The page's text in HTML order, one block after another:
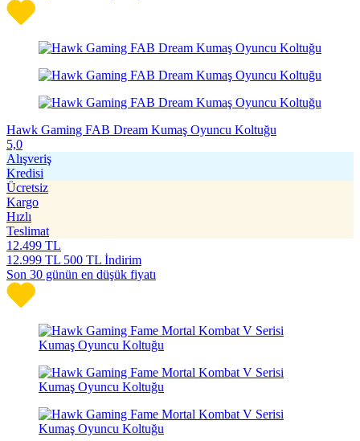
Hawk Gaming FAB Dream Kumaş Oyuncu Koltuğu
5,0
Alışveriş
Kredisi
Ücretsiz
Kargo
Hızlı
Teslimat
12.499 TL
12.999 TL 500 TL İndirim
Son 30 günün en düşük fiyatı